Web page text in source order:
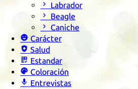
 Labrador
 Beagle
 Caniche
 Carácter
 Salud
 Estandar
 Coloración
 Entrevistas